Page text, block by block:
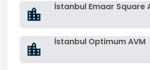
İstanbul Emaar Square
İstanbul Optimum AVM